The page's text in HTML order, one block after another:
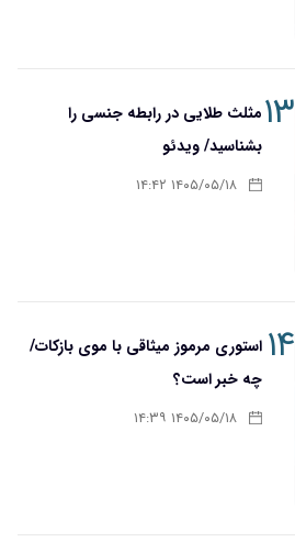
۱۳مثلث طلایی در رابطه جنسی را
بشناسید/ ویدئو
۱۴۰۵/۰۵/۱۸ ۱۴:۴۲
۱۴ استوری مرموز میثاقی با موی بازکات/
چه خبر است؟
۱۴۰۵/۰۵/۱۸ ۱۴:۳۹